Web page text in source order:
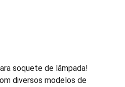
soquete de lâmpada!
diversos modelos de